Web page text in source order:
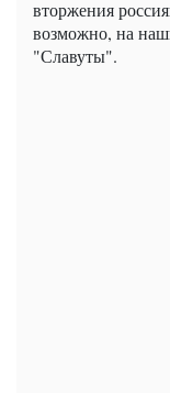
вторжения
возможно, на
"Славуты".